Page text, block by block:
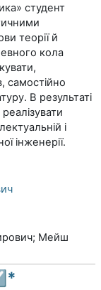
студент
теорії й
кола
самостійно
В результаті
і
інженерії.
Мейш